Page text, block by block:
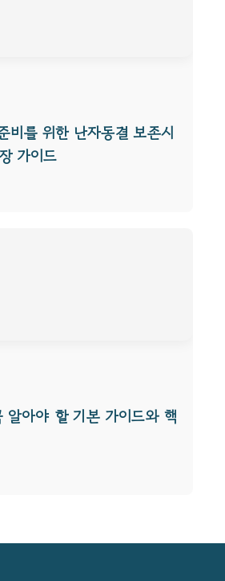
비를 위한 난자동결 보존시
가이드
알아야 할 기본 가이드와 핵